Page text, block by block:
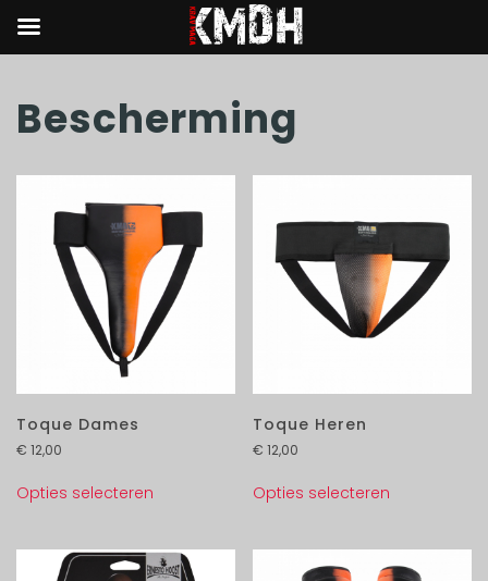
Bescherming
Toque Dames
€ 12,00
Opties selecteren
Toque Heren
€ 12,00
Opties selecteren